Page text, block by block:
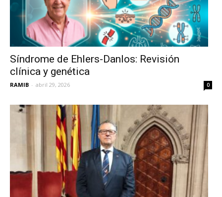
Síndrome de Ehlers-Danlos: Revisión
clínica y genética
RAMIB - abril 29, 2026 0